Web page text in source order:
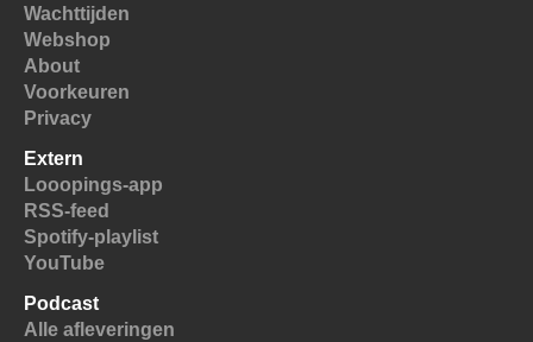
Wachttijden
Webshop
About
Voorkeuren
Privacy
Extern
Looopings-app
RSS-feed
Spotify-playlist
YouTube
Podcast
Alle afleveringen